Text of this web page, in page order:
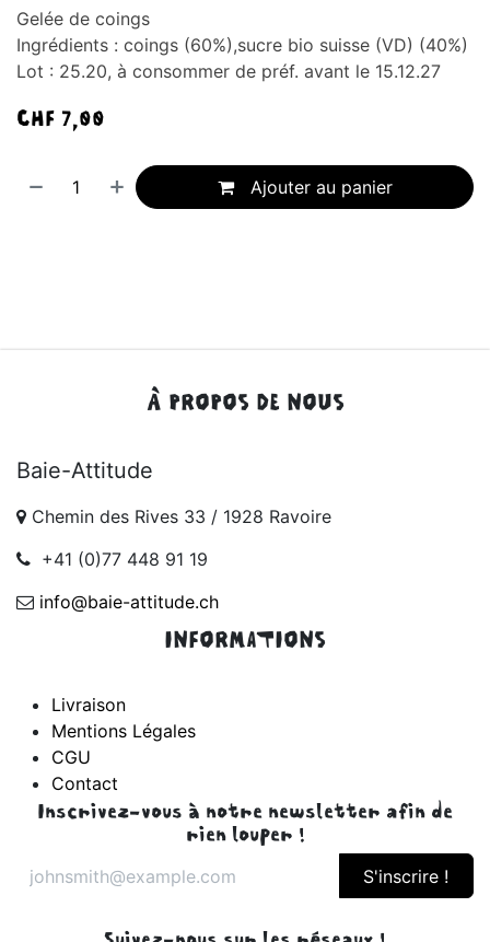
Gelée de coings
Ingrédients : coings (60%),sucre bio suisse (VD) (40%)
Lot : 25.20, à consommer de préf. avant le 15.12.27
CHF 7,00
Ajouter au panier
À PROPOS DE NOUS
Baie-Attitude
Chemin des Rives 33 / 1928 Ravoire
+41 (0)77 448 91 19
info@baie-attitude.ch
INFORMATIONS
Livraison
Mentions Légales
CGU
Contact
Inscrivez-vous à notre newsletter afin de
rien louper !
S'inscrire !